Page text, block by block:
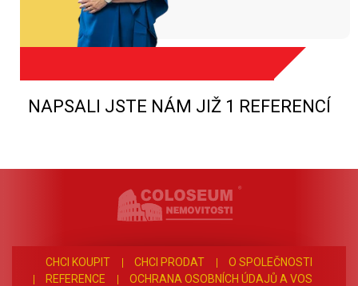
NAPSALI JSTE NÁM JIŽ 1 REFERENCÍ
CHCI KOUPIT CHCI PRODAT
O SPOLEČNOSTI
REFERENCE
OCHRANA OSOBNÍCH ÚDAJŮ A VOS